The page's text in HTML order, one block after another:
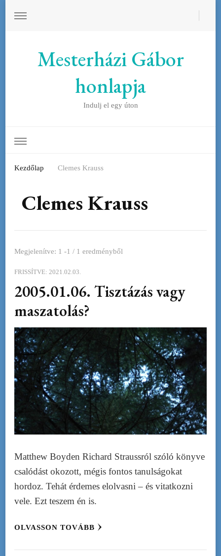
Mesterházi Gábor
honlapja
Indulj el egy úton
Kezdőlap Clemes Krauss
Clemes Krauss
Megjelenítve: 1 -1 / 1 eredményből
FRISSÍTVE: 2021.02.03.
2005.01.06. Tisztázás vagy
maszatolás?
Matthew Boyden Richard Straussról szóló könyve
csalódást okozott, mégis fontos tanulságokat
hordoz. Tehát érdemes elolvasni – és vitatkozni
vele. Ezt teszem én is.
OLVASSON TOVÁBB